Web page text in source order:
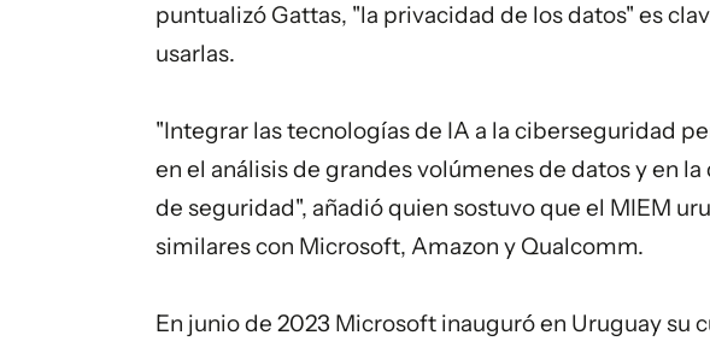
puntualizó Gattas, "la privacidad de los datos" es
usarlas.
"Integrar las tecnologías de IA a la ciberseguridad
en el análisis de grandes volúmenes de datos y en
de seguridad", añadió quien sostuvo que el MIEM
similares con Microsoft, Amazon y Qualcomm.
En junio de 2023 Microsoft inauguró en Uruguay su